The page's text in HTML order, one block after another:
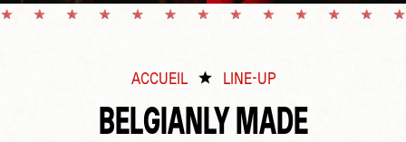
ACCUEIL LINE-UP
BELGIANLY MADE